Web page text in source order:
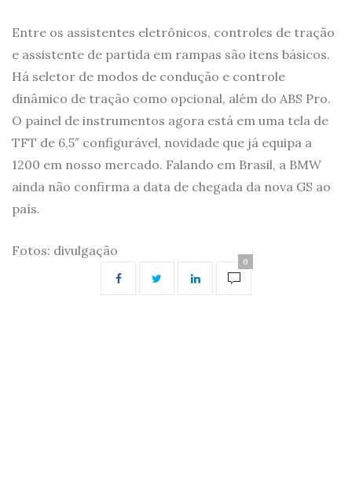
Entre os assistentes eletrônicos, controles de tração
e assistente de partida em rampas são itens básicos.
Há seletor de modos de condução e controle
dinâmico de tração como opcional, além do ABS Pro.
O painel de instrumentos agora está em uma tela de
TFT de 6,5″ configurável, novidade que já equipa a
1200 em nosso mercado. Falando em Brasil, a BMW
ainda não confirma a data de chegada da nova GS ao
país.
Fotos: divulgação
0